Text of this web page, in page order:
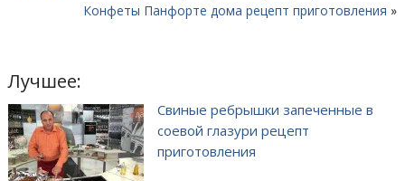
Конфеты Панфорте дома рецепт приготовления »
Лучшее:
Свиные ребрышки запеченные в
соевой глазури рецепт
приготовления